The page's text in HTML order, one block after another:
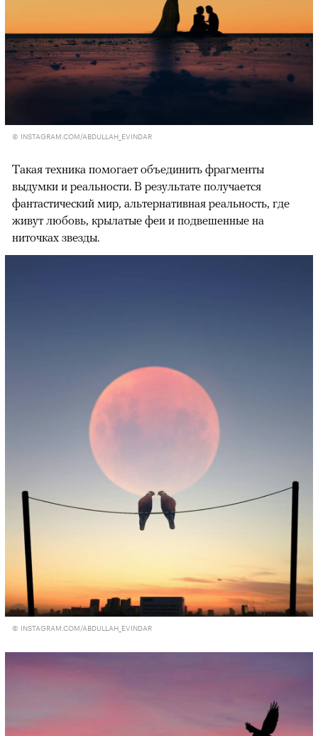
© INSTAGRAM.COM/ABDULLAH_EVINDAR
Такая техника помогает объединить фрагменты
выдумки и реальности. В результате получается
фантастический мир, альтернативная реальность, где
живут любовь, крылатые феи и подвешенные на
ниточках звезды.
© INSTAGRAM.COM/ABDULLAH_EVINDAR